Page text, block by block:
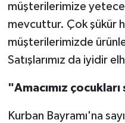
müşterilerimize
mevcuttur. Çok şükür
müşterilerimizde
Satışlarımız da iyidir
"Amacımız
Kurban Bayramı'na